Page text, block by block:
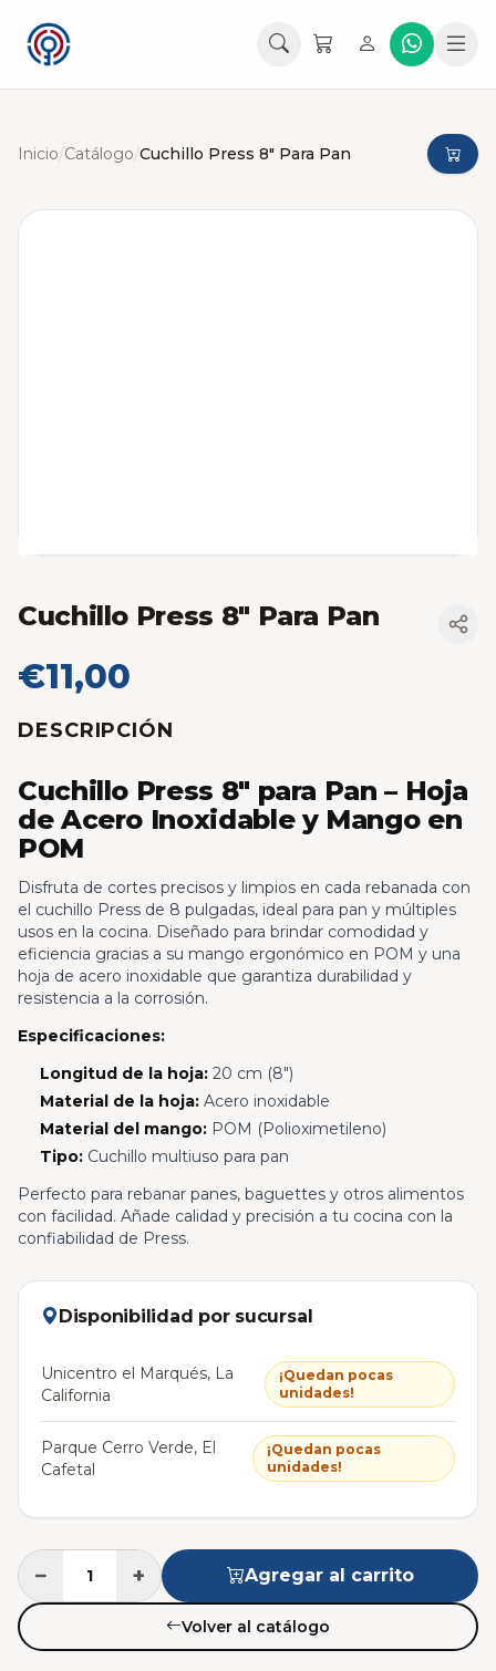
Inicio/Catálogo/Cuchillo Press 8" Para Pan
Cuchillo Press 8" Para Pan
€11,00
DESCRIPCIÓN
Cuchillo Press 8" para Pan – Hoja
de Acero Inoxidable y Mango en
POM
Disfruta de cortes precisos y limpios en cada rebanada con
el cuchillo Press de 8 pulgadas, ideal para pan y múltiples
usos en la cocina. Diseñado para brindar comodidad y
eficiencia gracias a su mango ergonómico en POM y una
hoja de acero inoxidable que garantiza durabilidad y
resistencia a la corrosión.
Especificaciones:
Longitud de la hoja:20 cm (8")
Material de la hoja:Acero inoxidable
Material del mango:POM (Polioximetileno)
Tipo:Cuchillo multiuso para pan
Perfecto para rebanar panes, baguettes y otros alimentos
con facilidad. Añade calidad y precisión a tu cocina con la
confiabilidad de Press.
Disponibilidad por sucursal
Unicentro el Marqués, La
California
¡Quedan pocas
unidades!
Parque Cerro Verde, El
Cafetal
¡Quedan pocas
unidades!
− + Agregar al carrito
Volver al catálogo